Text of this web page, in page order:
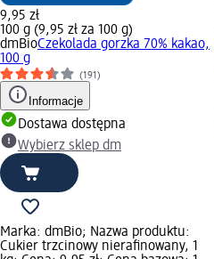
9,95 zł
100 g (9,95 zł za 100 g)
dmBioCzekolada gorzka 70% kakao,
100 g
(191)
Informacje
Dostawa dostępna
Wybierz sklep dm
Marka: dmBio; Nazwa produktu:
Cukier trzcinowy nierafinowany, 1